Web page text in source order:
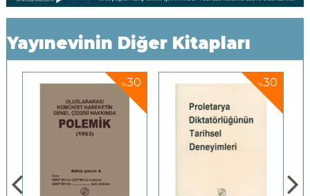
Yayınevinin Diğer Kitapları
%30 %30